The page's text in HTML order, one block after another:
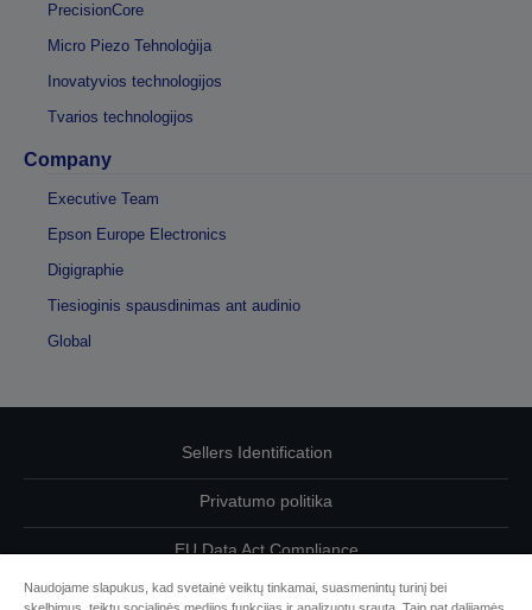
PrecisionCore
Micro Piezo Tehnoloģija
Inovatyvios technologijos
Tvarios technologijos
Company
Executive Team
Epson Europe Electronics
Digigraphie
Tiesioginis spausdinimas ant audinio
Global
Sellers Identification
Privatumo politika
EU Data Act Compliance
Susisiekite su mumis dėl savo duomenų
Naudojame slapukus, kad svetainė veiktų tinkamai, suasmenintų turinį bei